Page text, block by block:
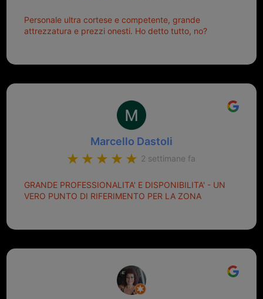
Personale ultra cortese e competente, grande
attrezzatura e prezzi onesti. Ho detto tutto, no?
Marcello Dastoli
2 settimane fa
GRANDE PROFESSIONALITA' E DISPONIBILITA' - UN
VERO PUNTO DI RIFERIMENTO PER LA ZONA